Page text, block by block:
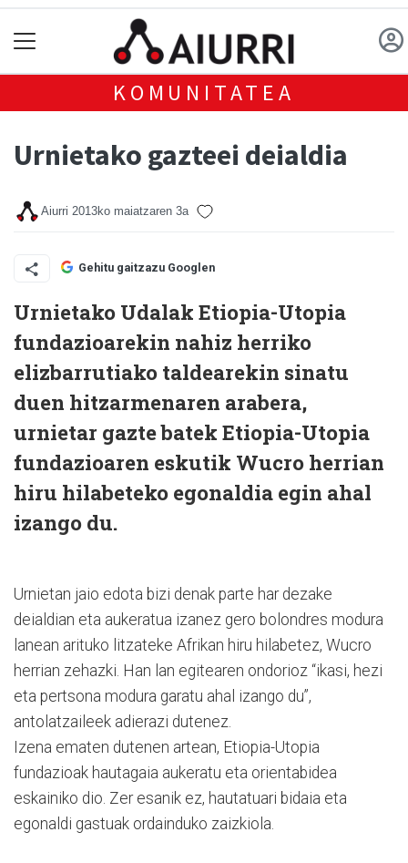
KOMUNITATEA
Urnietako gazteei deialdia
Aiurri 2013ko maiatzaren 3a
Gehitu gaitzazu Googlen
Urnietako Udalak Etiopia-Utopia
fundazioarekin nahiz herriko
elizbarrutiako taldearekin sinatu
duen hitzarmenaren arabera,
urnietar gazte batek Etiopia-Utopia
fundazioaren eskutik Wucro herrian
hiru hilabeteko egonaldia egin ahal
izango du.
Urnietan jaio edota bizi denak parte har dezake
deialdian eta aukeratua izanez gero bolondres modura
lanean arituko litzateke Afrikan hiru hilabetez, Wucro
herrian zehazki. Han lan egitearen ondorioz “ikasi, hezi
eta pertsona modura garatu ahal izango du”,
antolatzaileek adierazi dutenez.
Izena ematen dutenen artean, Etiopia-Utopia
fundazioak hautagaia aukeratu eta orientabidea
eskainiko dio. Zer esanik ez, hautatuari bidaia eta
egonaldi gastuak ordainduko zaizkiola.